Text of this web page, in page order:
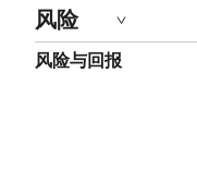
风险
风险与回报